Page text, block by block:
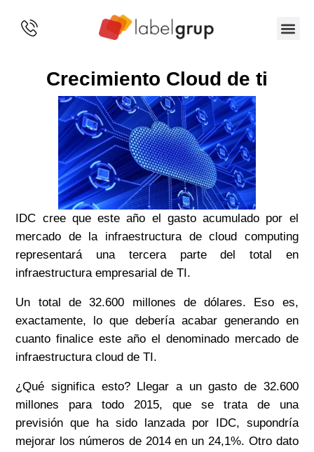
Crecimiento Cloud de ti
IDC cree que este año el gasto acumulado por el
mercado de la infraestructura de cloud computing
representará una tercera parte del total en
infraestructura empresarial de TI.
Un total de 32.600 millones de dólares. Eso es,
exactamente, lo que debería acabar generando en
cuanto finalice este año el denominado mercado de
infraestructura cloud de TI.
¿Qué significa esto? Llegar a un gasto de 32.600
millones para todo 2015, que se trata de una
previsión que ha sido lanzada por IDC, supondría
mejorar los números de 2014 en un 24,1%. Otro dato